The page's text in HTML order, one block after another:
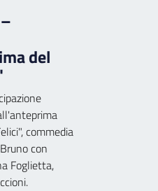
del
commedia
con
Foglietta,